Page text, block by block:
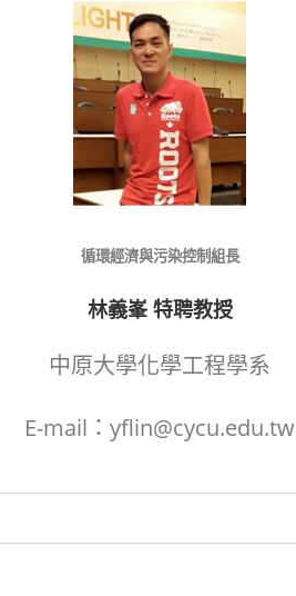
循環經濟與污染控制組長
林義峯 特聘教授
中原大學化學工程學系
E-mail：yflin@cycu.edu.tw